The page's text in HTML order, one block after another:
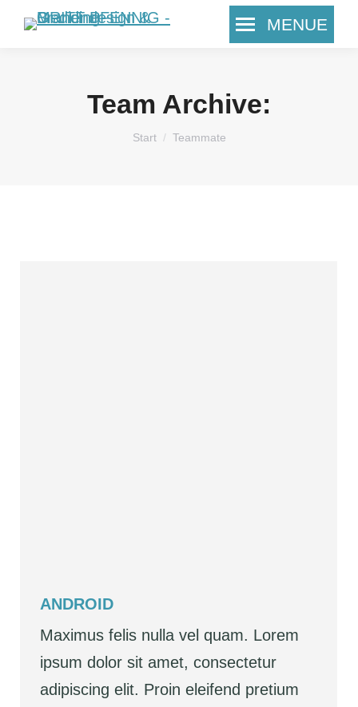
MENUE
Search:
Team Archive:
Sie befinden sich hier:
Start Teammate
ANDROID
Maximus felis nulla vel quam. Lorem
ipsum dolor sit amet, consectetur
adipiscing elit. Proin eleifend pretium